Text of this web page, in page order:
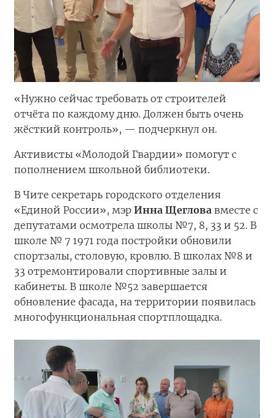
«Нужно сейчас требовать от строителей
отчёта по каждому дню. Должен быть очень
жёсткий контроль», — подчеркнул он.
Активисты «Молодой Гвардии» помогут с
пополнением школьной библиотеки.
В Чите секретарь городского отделения
«Единой России», мэр Инна Щеглова вместе с
депутатами осмотрела школы №7, 8, 33 и 52. В
школе № 7 1971 года постройки обновили
спортзалы, столовую, кровлю. В школах №8 и
33 отремонтировали спортивные залы и
кабинеты. В школе №52 завершается
обновление фасада, на территории появилась
многофункциональная спортплощадка.